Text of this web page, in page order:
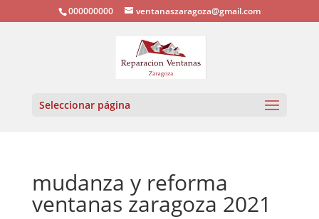
000000000 ventanaszaragoza@gmail.com
Seleccionar página
mudanza y reforma
ventanas zaragoza 2021